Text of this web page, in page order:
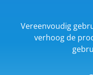
Vereenvoudig
verhoog de